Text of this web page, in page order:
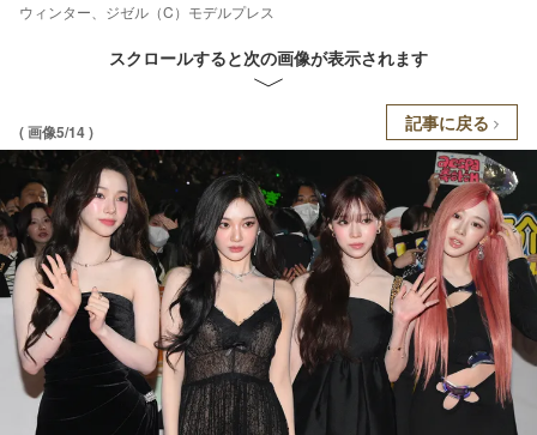
ウィンター、ジゼル（C）モデルプレス
スクロールすると次の画像が表示されます
( 画像5/14 ) 記事に戻る